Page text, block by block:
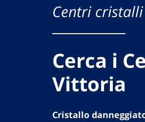
Centri cristalli
Cerca i
Vittoria
Cristallo